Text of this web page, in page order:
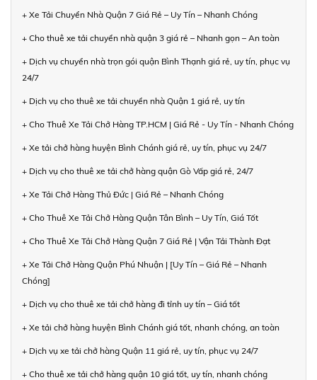
+ Xe Tải Chuyển Nhà Quận 7 Giá Rẻ – Uy Tín – Nhanh Chóng
+ Cho thuê xe tải chuyển nhà quận 3 giá rẻ – Nhanh gọn – An toàn
+ Dịch vụ chuyển nhà trọn gói quận Bình Thạnh giá rẻ, uy tín, phục vụ
24/7
+ Dịch vụ cho thuê xe tải chuyển nhà Quận 1 giá rẻ, uy tín
+ Cho Thuê Xe Tải Chở Hàng TP.HCM | Giá Rẻ - Uy Tín - Nhanh Chóng
+ Xe tải chở hàng huyện Bình Chánh giá rẻ, uy tín, phục vụ 24/7
+ Dịch vụ cho thuê xe tải chở hàng quận Gò Vấp giá rẻ, 24/7
+ Xe Tải Chở Hàng Thủ Đức | Giá Rẻ – Nhanh Chóng
+ Cho Thuê Xe Tải Chở Hàng Quận Tân Bình – Uy Tín, Giá Tốt
+ Cho Thuê Xe Tải Chở Hàng Quận 7 Giá Rẻ | Vận Tải Thành Đạt
+ Xe Tải Chở Hàng Quận Phú Nhuận | [Uy Tín – Giá Rẻ – Nhanh
Chóng]
+ Dịch vụ cho thuê xe tải chở hàng đi tỉnh uy tín – Giá tốt
+ Xe tải chở hàng huyện Bình Chánh giá tốt, nhanh chóng, an toàn
+ Dịch vụ xe tải chở hàng Quận 11 giá rẻ, uy tín, phục vụ 24/7
+ Cho thuê xe tải chở hàng quận 10 giá tốt, uy tín, nhanh chóng